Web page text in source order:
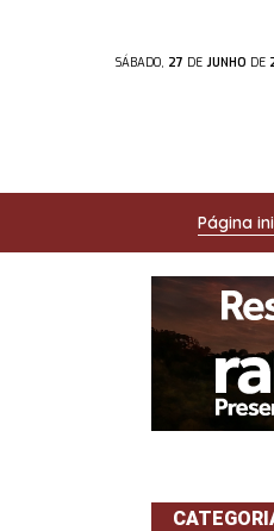
SÁBADO, 27 DE JUNHO DE
Página